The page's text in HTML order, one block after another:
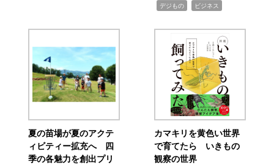
デジもの ビジネス
夏の苗場が夏のアクテ
ィビティー拡充へ 四
季の各魅力を創出プリ
カマキリを黄色い世界
で育てたら いきもの
観察の世界